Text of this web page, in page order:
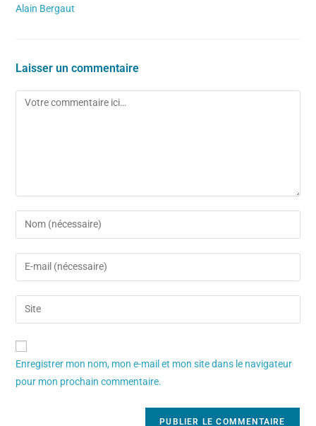
Alain Bergaut
Laisser un commentaire
Enregistrer mon nom, mon e-mail et mon site dans le navigateur
pour mon prochain commentaire.